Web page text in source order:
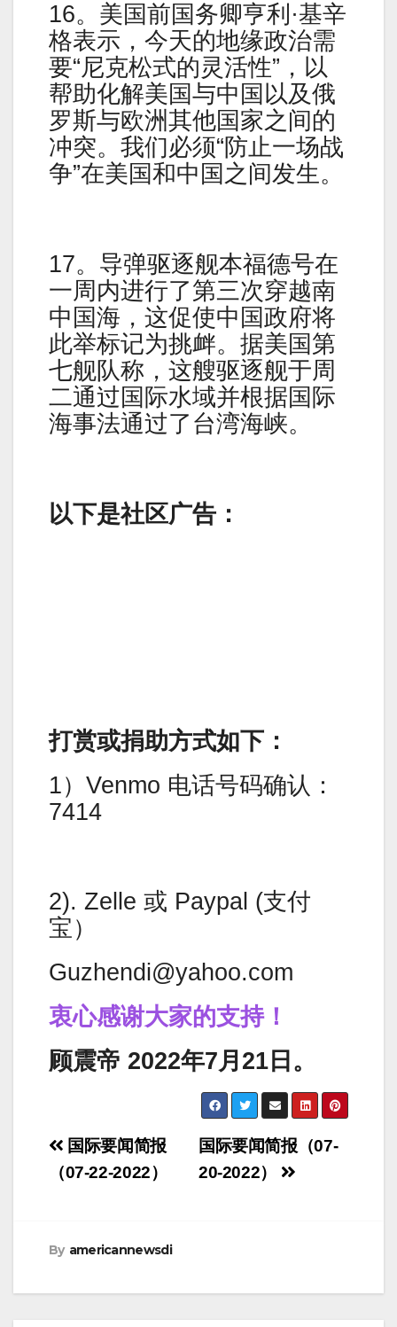
16。美国前国务卿亨利·基辛
格表示，今天的地缘政治需
要“尼克松式的灵活性”，以
帮助化解美国与中国以及俄
罗斯与欧洲其他国家之间的
冲突。我们必须“防止一场战
争”在美国和中国之间发生。
17。导弹驱逐舰本福德号在
一周内进行了第三次穿越南
中国海，这促使中国政府将
此举标记为挑衅。据美国第
七舰队称，这艘驱逐舰于周
二通过国际水域并根据国际
海事法通过了台湾海峡。
以下是社区广告：
打赏或捐助方式如下：
1）Venmo 电话号码确认：
7414
2). Zelle 或 Paypal (支付
宝）
Guzhendi@yahoo.com
衷心感谢大家的支持！
顾震帝 2022年7月21日。
Post
navigation
国际要闻简报（07-
20-2022）
国际要闻简报
（07-22-2022）
By americannewsdi